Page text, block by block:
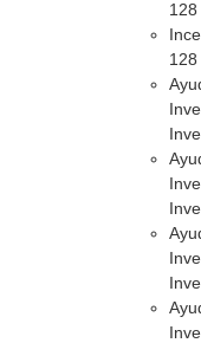
128
128